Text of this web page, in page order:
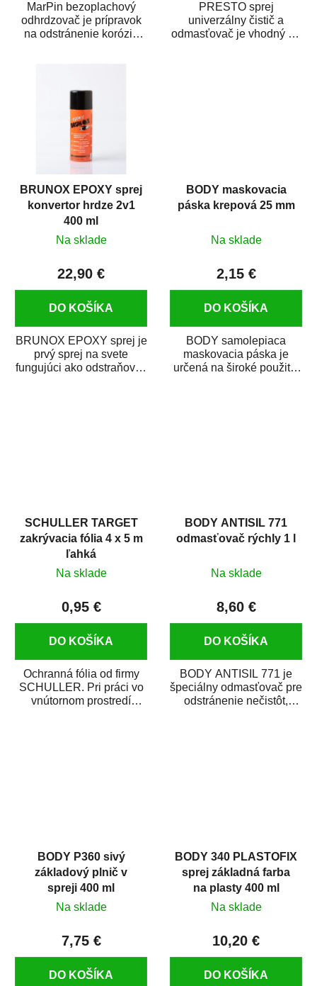
MarPin bezoplachový
odhrdzovač je prípravok
na odstránenie korózie
PRESTO sprej
univerzálny čistič a
odmasťovač je vhodný na
BRUNOX EPOXY sprej
konvertor hrdze 2v1
400 ml
Na sklade
22,90 €
DO KOŠÍKA
BRUNOX EPOXY sprej je
prvý sprej na svete
fungujúci ako odstraňovač
BODY maskovacia
páska krepová 25 mm
Na sklade
2,15 €
DO KOŠÍKA
BODY samolepiaca
maskovacia páska je
určená na široké použitie
SCHULLER TARGET
zakrývacia fólia 4 x 5 m
ľahká
Na sklade
0,95 €
DO KOŠÍKA
Ochranná fólia od firmy
SCHULLER. Pri práci vo
vnútornom prostredí
BODY ANTISIL 771
odmasťovač rýchly 1 l
Na sklade
8,60 €
DO KOŠÍKA
BODY ANTISIL 771 je
špeciálny odmasťovač pre
odstránenie nečistôt,
BODY P360 sivý
základový plnič v
spreji 400 ml
Na sklade
7,75 €
DO KOŠÍKA
BODY 340 PLASTOFIX
sprej základná farba
na plasty 400 ml
Na sklade
10,20 €
DO KOŠÍKA